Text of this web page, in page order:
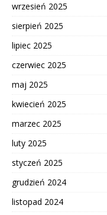
wrzesień 2025
sierpień 2025
lipiec 2025
czerwiec 2025
maj 2025
kwiecień 2025
marzec 2025
luty 2025
styczeń 2025
grudzień 2024
listopad 2024